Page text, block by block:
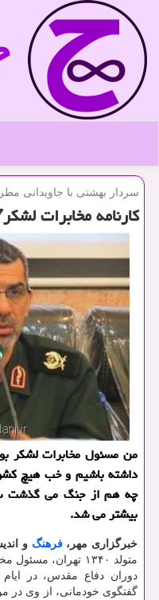
سردار بهشتی با جاویدانی
کارنامه مخابرات لشکر27 در والفجر8
من مسئول مخابرات لشکر
داشته باشیم و خب هیچ
چه هم از جنگ می گذشت
بیشتر می شد.
خبرگزاری مهر،فرهنگ و
متولد ۱۳۴۰
دوران دفاع مقدس، در
گفتگوی خودمانی، از وی در